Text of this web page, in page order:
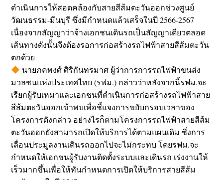
ดำเนินการให้สอดคล้องกับสายสีส้มตะวันออกช่วงศูนย์
วัฒนธรรม-มีนบุรี ซึ่งมีกำหนดแล้วเสร็จในปี 2566-2567
เนื่องจากสัญญาว่าจ้างเอกชนเดินรถเป็นสัญญาเดียวตลอด
เส้นทางดังนั้นจึงต้องรอการก่อสร้างรถไฟฟ้าสายสีส้มตะวัน
ตกด้วย
นายภคพงศ์ ศิริกันทรมาศ ผู้ว่าการการรถไฟฟ้าขนส่ง
มวลชนแห่งประเทศไทย (รฟม.) กล่าวว่าหลังจากนี้รฟม.จะ
เรียกผู้รับเหมาและเอกชนที่ดำเนินการก่อสร้างรถไฟฟ้าสาย
สีส้มตะวันออกเข้าพบเพื่อชี้แจงการขยับกรอบเวลาของ
โครงการดังกล่าว อย่างไรก็ตามโครงการรถไฟฟ้าสายสีส้ม
ตะวันออกยังสามารถเปิดให้บริการได้ตามแผนเดิม ซึ่งการ
เลื่อนประมูลงานเดินรถออกไปจะไม่กระทบ โดยรฟม.จะ
กำหนดให้เอกชนผู้รับงานติดตั้งระบบและเดินรถ เร่งงานให้
เร็วมากขึ้นเพื่อให้ทันกำหนดการเปิดให้บริการสายสีส้ม